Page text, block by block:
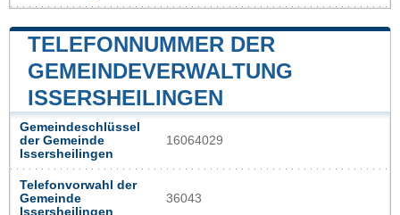
TELEFONNUMMER DER
GEMEINDEVERWALTUNG
ISSERSHEILINGEN
Gemeindeschlüssel
der Gemeinde
Issersheilingen
16064029
Telefonvorwahl der
Gemeinde
Issersheilingen
36043